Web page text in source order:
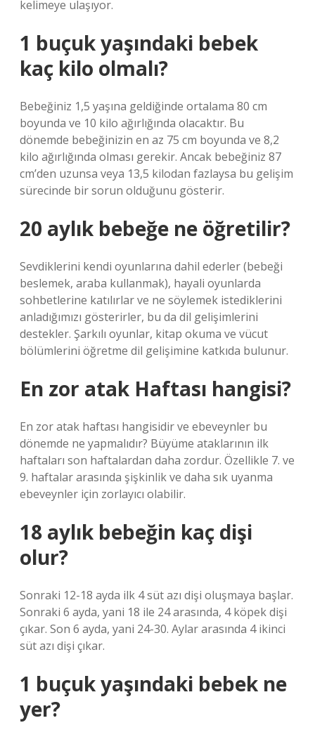
kelimeye ulaşıyor.
1 buçuk yaşındaki bebek
kaç kilo olmalı?
Bebeğiniz 1,5 yaşına geldiğinde ortalama 80 cm
boyunda ve 10 kilo ağırlığında olacaktır. Bu
dönemde bebeğinizin en az 75 cm boyunda ve 8,2
kilo ağırlığında olması gerekir. Ancak bebeğiniz 87
cm’den uzunsa veya 13,5 kilodan fazlaysa bu gelişim
sürecinde bir sorun olduğunu gösterir.
20 aylık bebeğe ne öğretilir?
Sevdiklerini kendi oyunlarına dahil ederler (bebeği
beslemek, araba kullanmak), hayali oyunlarda
sohbetlerine katılırlar ve ne söylemek istediklerini
anladığımızı gösterirler, bu da dil gelişimlerini
destekler. Şarkılı oyunlar, kitap okuma ve vücut
bölümlerini öğretme dil gelişimine katkıda bulunur.
En zor atak Haftası hangisi?
En zor atak haftası hangisidir ve ebeveynler bu
dönemde ne yapmalıdır? Büyüme ataklarının ilk
haftaları son haftalardan daha zordur. Özellikle 7. ve
9. haftalar arasında şişkinlik ve daha sık uyanma
ebeveynler için zorlayıcı olabilir.
18 aylık bebeğin kaç dişi
olur?
Sonraki 12-18 ayda ilk 4 süt azı dişi oluşmaya başlar.
Sonraki 6 ayda, yani 18 ile 24 arasında, 4 köpek dişi
çıkar. Son 6 ayda, yani 24-30. Aylar arasında 4 ikinci
süt azı dişi çıkar.
1 buçuk yaşındaki bebek ne
yer?